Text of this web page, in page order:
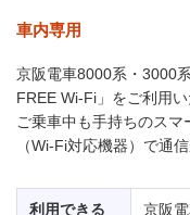
車内専用
京阪電車8000系・3000
FREE Wi-Fi」をご利用い
ご乗車中も手持ちのス
（Wi-Fi対応機器）で通
利用できる
京阪